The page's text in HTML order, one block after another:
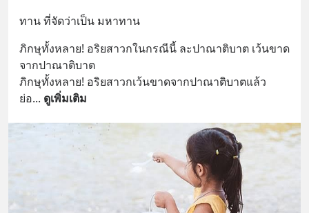
ทาน ที่จัดว่าเป็น มหาทาน
ภิกษุทั้งหลาย! อริยสาวกในกรณีนี้ ละปาณาติบาต เว้นขาด
จากปาณาติบาต
ภิกษุทั้งหลาย! อริยสาวกเว้นขาดจากปาณาติบาตแล้ว
ย่อ... ดูเพิ่มเติม